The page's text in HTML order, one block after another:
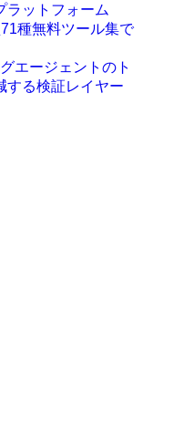
ラットフォーム
種無料ツール集で
エージェントのト
する検証レイヤー